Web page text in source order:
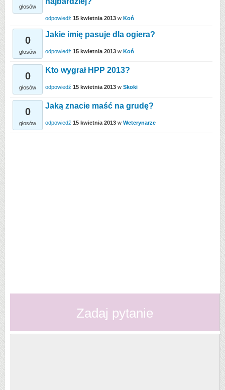
głosów
odpowiedź 15 kwietnia 2013 w Koń
0
głosów
Jakie imię pasuje dla ogiera?
odpowiedź 15 kwietnia 2013 w Koń
0
głosów
Kto wygrał HPP 2013?
odpowiedź 15 kwietnia 2013 w Skoki
0
głosów
Jaką znacie maść na grudę?
odpowiedź 15 kwietnia 2013 w Weterynarze
Zadaj pytanie